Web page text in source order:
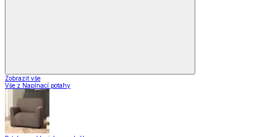
Zobrazit vše
Vše z Napínací potahy